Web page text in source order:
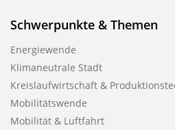
Schwerpunkte & Themen
Energiewende
Klimaneutrale Stadt
Kreislaufwirtschaft &
Mobilitätswende
Mobilität & Luftfahrt